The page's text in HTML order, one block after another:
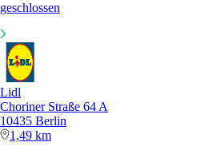
geschlossen
Lidl
Choriner Straße 64 A
10435 Berlin
1,49 km